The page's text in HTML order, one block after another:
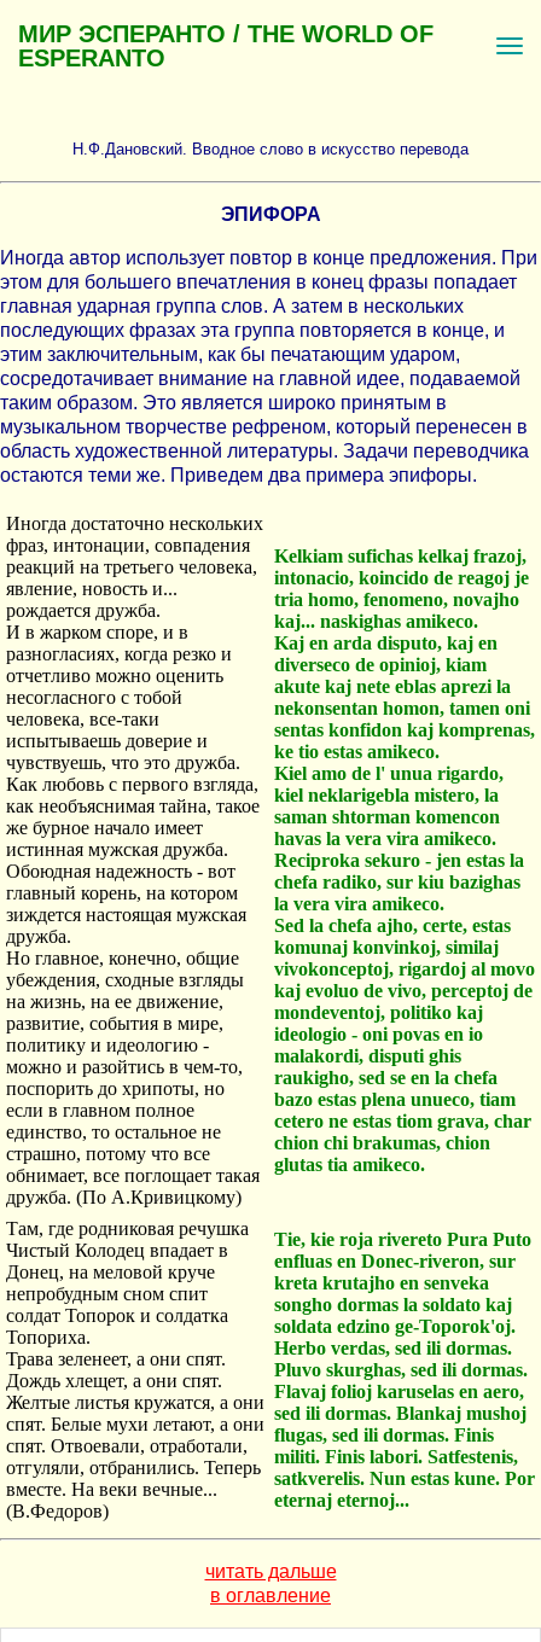
МИР ЭСПЕРАНТО / THE WORLD OF
ESPERANTO
Н.Ф.Дановский. Вводное слово в искусство перевода
ЭПИФОРА
Иногда автор использует повтор в конце предложения. При
этом для большего впечатления в конец фразы попадает
главная ударная группа слов. А затем в нескольких
последующих фразах эта группа повторяется в конце, и
этим заключительным, как бы печатающим ударом,
сосредотачивает внимание на главной идее, подаваемой
таким образом. Это является широко принятым в
музыкальном творчестве рефреном, который перенесен в
область художественной литературы. Задачи переводчика
остаются теми же. Приведем два примера эпифоры.
Иногда достаточно нескольких
фраз, интонации, совпадения
реакций на третьего человека,
явление, новость и...
рождается дружба.
И в жарком споре, и в
разногласиях, когда резко и
отчетливо можно оценить
несогласного с тобой
человека, все-таки
испытываешь доверие и
чувствуешь, что это дружба.
Как любовь с первого взгляда,
как необъяснимая тайна, такое
же бурное начало имеет
истинная мужская дружба.
Обоюдная надежность - вот
главный корень, на котором
зиждется настоящая мужская
дружба.
Но главное, конечно, общие
убеждения, сходные взгляды
на жизнь, на ее движение,
развитие, события в мире,
политику и идеологию -
можно и разойтись в чем-то,
поспорить до хрипоты, но
если в главном полное
единство, то остальное не
страшно, потому что все
обнимает, все поглощает такая
дружба. (По А.Кривицкому)
Kelkiam sufichas kelkaj frazoj,
intonacio, koincido de reagoj je
tria homo, fenomeno, novajho
kaj... naskighas amikeco.
Kaj en arda disputo, kaj en
diverseco de opinioj, kiam
akute kaj nete eblas aprezi la
nekonsentan homon, tamen oni
sentas konfidon kaj komprenas,
ke tio estas amikeco.
Kiel amo de l' unua rigardo,
kiel neklarigebla mistero, la
saman shtorman komencon
havas la vera vira amikeco.
Reciproka sekuro - jen estas la
chefa radiko, sur kiu bazighas
la vera vira amikeco.
Sed la chefa ajho, certe, estas
komunaj konvinkoj, similaj
vivokonceptoj, rigardoj al movo
kaj evoluo de vivo, perceptoj de
mondeventoj, politiko kaj
ideologio - oni povas en io
malakordi, disputi ghis
raukigho, sed se en la chefa
bazo estas plena unueco, tiam
cetero ne estas tiom grava, char
chion chi brakumas, chion
glutas tia amikeco.
Там, где родниковая речушка
Чистый Колодец впадает в
Донец, на меловой круче
непробудным сном спит
солдат Топорок и солдатка
Топориха.
Трава зеленеет, а они спят.
Дождь хлещет, а они спят.
Желтые листья кружатся, а они
спят. Белые мухи летают, а они
спят. Отвоевали, отработали,
отгуляли, отбранились. Теперь
вместе. На веки вечные...
(В.Федоров)
Tie, kie roja rivereto Pura Puto
enfluas en Donec-riveron, sur
kreta krutajho en senveka
songho dormas la soldato kaj
soldata edzino ge-Toporok'oj.
Herbo verdas, sed ili dormas.
Pluvo skurghas, sed ili dormas.
Flavaj folioj karuselas en aero,
sed ili dormas. Blankaj mushoj
flugas, sed ili dormas. Finis
militi. Finis labori. Satfestenis,
satkverelis. Nun estas kune. Por
eternaj eternoj...
читать дальше
в оглавление